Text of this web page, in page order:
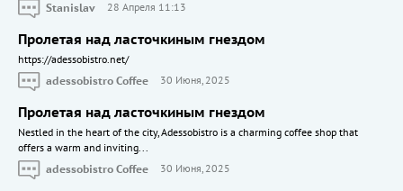
Stanislav
28 Апреля 11:13
Пролетая над ласточкиным гнездом
https://adessobistro.net/
adessobistro Coffee
30 Июня, 2025
Пролетая над ласточкиным гнездом
Nestled in the heart of the city, Adessobistro is a charming coffee shop that
offers a warm and inviting...
adessobistro Coffee
30 Июня, 2025